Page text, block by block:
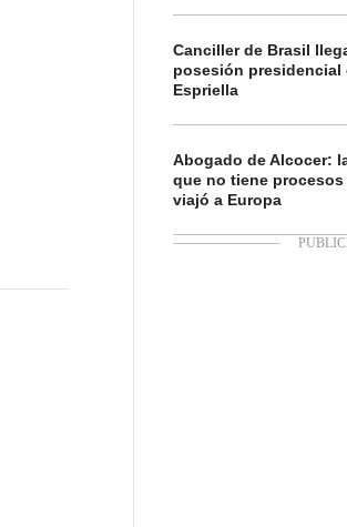
Canciller de Brasil
posesión presidencial
Espriella
Abogado de Alcocer:
que no tiene
viajó a Europa